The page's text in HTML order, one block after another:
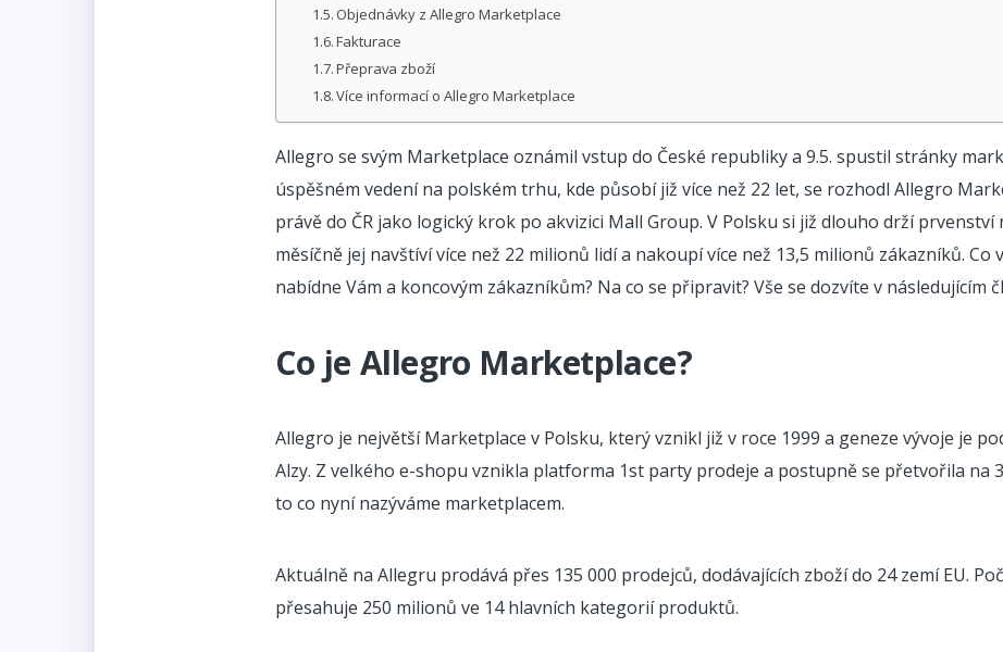
Objednávky z Allegro Marketplace
Fakturace
Přeprava zboží
Více informací o Allegro Marketplace
Allegro se svým Marketplace oznámil vstup do České republiky a 9.5. spustil stránky
úspěšném vedení na polském trhu, kde působí již více než 22 let, se rozhodl Allegro
právě do ČR jako logický krok po akvizici Mall Group. V Polsku si již dlouho drží prvenství
měsíčně jej navštíví více než 22 milionů lidí a nakoupí více než 13,5 milionů zákazníků. Co
nabídne Vám a koncovým zákazníkům? Na co se připravit? Vše se dozvíte v následujícím
Co je Allegro Marketplace?
Allegro je největší Marketplace v Polsku, který vznikl již v roce 1999 a geneze vývoje je
Alzy. Z velkého e-shopu vznikla platforma 1st party prodeje a postupně se přetvořila na
to co nyní nazýváme marketplacem.
Aktuálně na Allegru prodává přes 135 000 prodejců, dodávajících zboží do 24 zemí EU.
přesahuje 250 milionů ve 14 hlavních kategorií produktů.